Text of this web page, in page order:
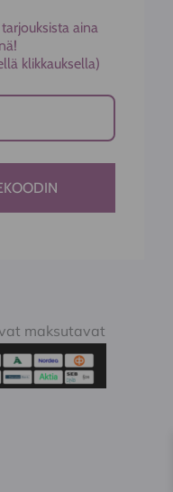
aina
klikkauksella)
maksutavat